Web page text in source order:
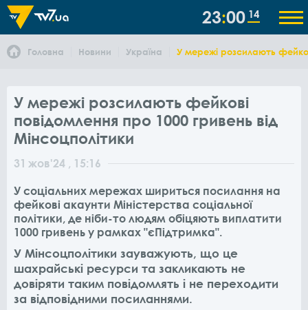
23 00 14
Головна Новини Україна У мережі розсилають
У мережі розсилають фейкові
повідомлення про 1000 гривень від
Мінсоцполітики
31 жов'24 , 15:16
У соціальних мережах шириться посилання на
фейкові акаунти Міністерства соціальної
політики, де ніби-то людям обіцяють виплатити
1000 гривень у рамках "єПідтримка".
У Мінсоцполітики зауважують, що це
шахрайські ресурси та закликають не
довіряти таким повідомлять і не переходити
за відповідними посиланнями.